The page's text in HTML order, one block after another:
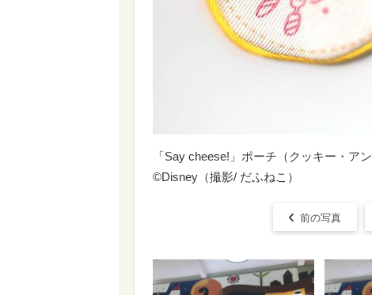
「Say cheese!」ポーチ（クッキー・アン
©Disney（撮影/ だふねこ）
前の写真